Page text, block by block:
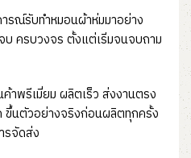
รณ์รับทําหมอนผ้าห่มมาอย่าง
บ ครบวงจร ตั้งแต่เริ่มจนจบถาม
ค้าพรีเมี่ยม ผลิตเร็ว ส่งงานตรง
ขึ้นตัวอย่างจริงก่อนผลิตทุกครั้ง
รจัดส่ง